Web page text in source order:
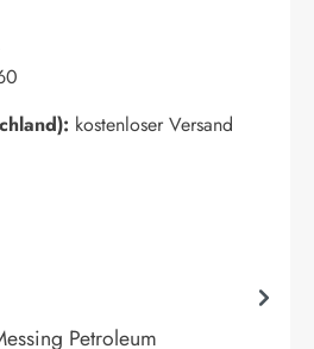
kostenloser Versand
Petroleum